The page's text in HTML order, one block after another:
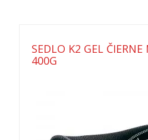
SEDLO K2 GEL ČIERNE
400G